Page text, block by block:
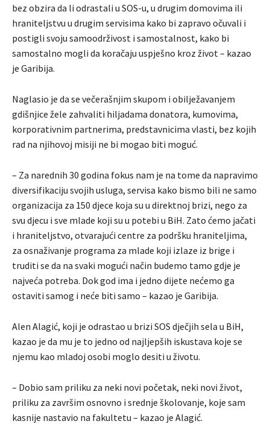
bez obzira da li odrastali u SOS-u, u drugim domovima ili
hraniteljstvu u drugim servisima kako bi zapravo očuvali i
postigli svoju samoodrživost i samostalnost, kako bi
samostalno mogli da koračaju uspješno kroz život – kazao
je Garibija.
Naglasio je da se večerašnjim skupom i obilježavanjem
gdišnjice žele zahvaliti hiljadama donatora, kumovima,
korporativnim partnerima, predstavnicima vlasti, bez kojih
rad na njihovoj misiji ne bi mogao biti moguć.
– Za narednih 30 godina fokus nam je na tome da napravimo
diversifikaciju svojih usluga, servisa kako bismo bili ne samo
organizacija za 150 djece koja su u direktnoj brizi, nego za
svu djecu i sve mlade koji su u potebi u BiH. Zato ćemo jačati
i hraniteljstvo, otvarajući centre za podršku hraniteljima,
za osnaživanje programa za mlade koji izlaze iz brige i
truditi se da na svaki mogući način budemo tamo gdje je
najveća potreba. Dok god ima i jedno dijete nećemo ga
ostaviti samog i neće biti samo – kazao je Garibija.
Alen Alagić, koji je odrastao u brizi SOS dječjih sela u BiH,
kazao je da mu je to jedno od najljepših iskustava koje se
njemu kao mladoj osobi moglo desiti u životu.
– Dobio sam priliku za neki novi početak, neki novi život,
priliku za završim osnovno i srednje školovanje, koje sam
kasnije nastavio na fakultetu – kazao je Alagić.